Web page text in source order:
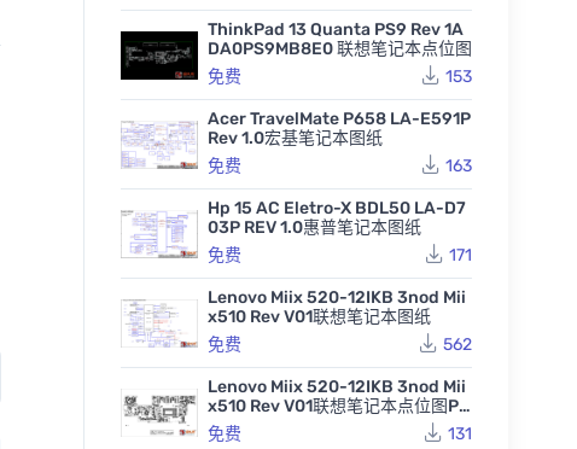
ThinkPad 13 Quanta PS9 Rev 1A
DA0PS9MB8E0 联想笔记本点位图
免费
153
Acer TravelMate P658 LA-E591P
Rev 1.0宏基笔记本图纸
免费
163
Hp 15 AC Eletro-X BDL50 LA-D7
03P REV 1.0惠普笔记本图纸
免费
171
Lenovo Miix 520-12IKB 3nod Mii
x510 Rev V01联想笔记本图纸
免费
562
Lenovo Miix 520-12IKB 3nod Mii
x510 Rev V01联想笔记本点位图PD
F
免费 131